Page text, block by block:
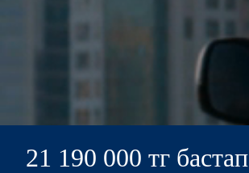
21 190 000 тг бастап